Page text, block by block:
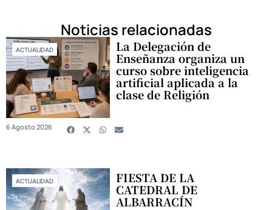
Noticias relacionadas
ACTUALIDAD La Delegación de
Enseñanza organiza un
curso sobre inteligencia
artificial aplicada a la
clase de Religión
6 Agosto 2026
ACTUALIDAD FIESTA DE LA
CATEDRAL DE
ALBARRACÍN